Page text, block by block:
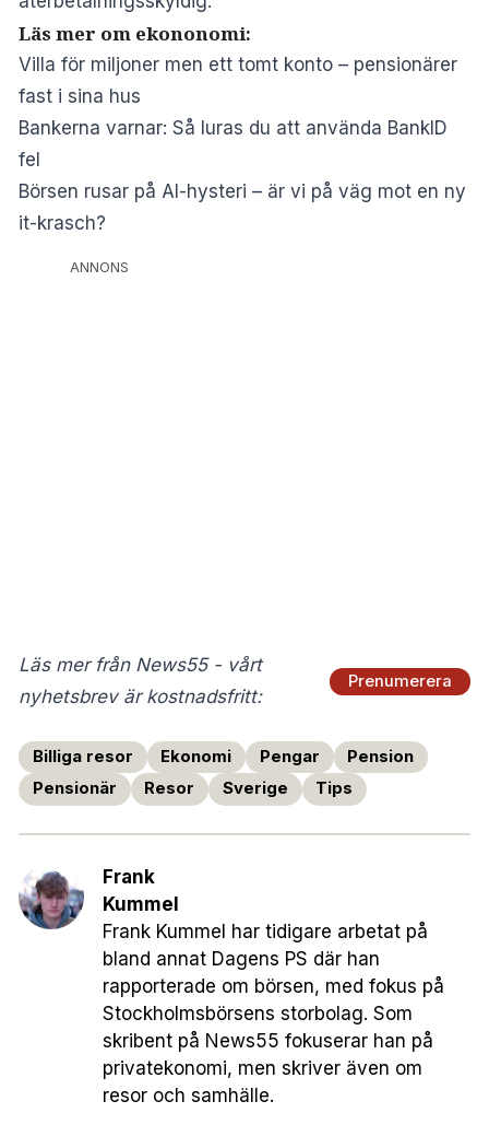
Läs mer om ekononomi:
Villa för miljoner men ett tomt konto – pensionärer
fast i sina hus
Bankerna varnar: Så luras du att använda BankID
fel
Börsen rusar på AI-hysteri – är vi på väg mot en ny
it-krasch?
ANNONS
Läs mer från News55 - vårt
nyhetsbrev är kostnadsfritt:
Prenumerera
Billiga resor Ekonomi Pengar
Pension
Pensionär
Resor Sverige Tips
Frank
Kummel
Frank Kummel har tidigare arbetat på
bland annat Dagens PS där han
rapporterade om börsen, med fokus på
Stockholmsbörsens storbolag. Som
skribent på News55 fokuserar han på
privatekonomi, men skriver även om
resor och samhälle.